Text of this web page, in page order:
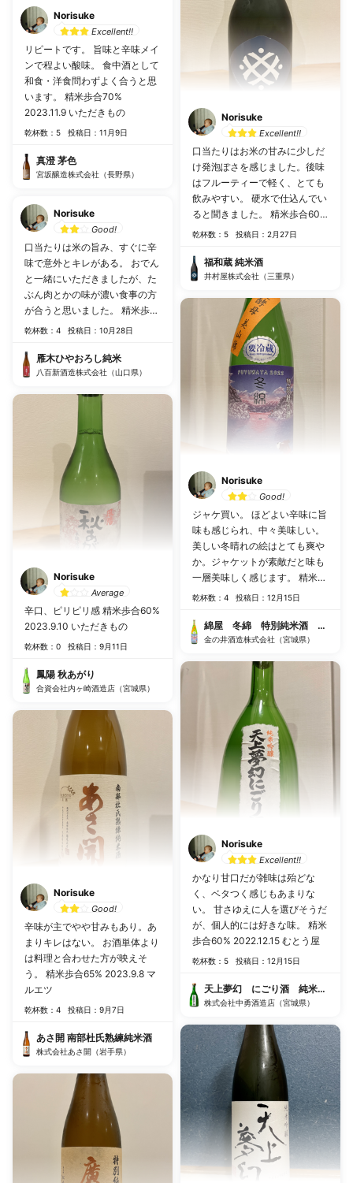
Norisuke
Excellent!!
リピートです。 旨味と辛味メイ
ンで程よい酸味。 食中酒として
和食・洋食問わずよく合うと思
います。 精米歩合70%
2023.11.9 いただきもの
乾杯数：5 投稿日：11月9日
真澄 茅色
宮坂醸造株式会社（長野県）
Norisuke
Good!
口当たりは米の旨み、すぐに辛
味で意外とキレがある。 おでん
と一緒にいただきましたが、た
ぶん肉とかの味が濃い食事の方
が合うと思いました。 精米歩合
60% 2023.10.28 KISSYO
乾杯数：4 投稿日：10月28日
雁木ひやおろし純米
八百新酒造株式会社（山口県）
Norisuke
Average
辛口、ピリピリ感 精米歩合60%
2023.9.10 いただきもの
乾杯数：0 投稿日：9月11日
鳳陽 秋あがり
合資会社内ヶ崎酒造店（宮城県）
Norisuke
Good!
辛味が主でやや甘みもあり。あ
まりキレはない。 お酒単体より
は料理と合わせた方が映えそ
う。 精米歩合65% 2023.9.8 マ
ルエツ
乾杯数：4 投稿日：9月7日
あさ開 南部杜氏熟練純米酒
株式会社あさ開（岩手県）
Norisuke
Excellent!!
口当たりはお米の甘みに少しだ
け発泡ぽさを感じました。後味
はフルーティーで軽く、とても
飲みやすい。 硬水で仕込んでい
ると聞きました。 精米歩合60%
2023.1.28 はせがわ酒店
乾杯数：5 投稿日：2月27日
福和蔵 純米酒
井村屋株式会社（三重県）
Norisuke
Good!
ジャケ買い。 ほどよい辛味に旨
味も感じられ、中々美味しい。
美しい冬晴れの絵はとても爽や
か。ジャケットが素敵だと味も
一層美味しく感じます。 精米歩
合55% 2022.12.15 むとう屋
乾杯数：4 投稿日：12月15日
綿屋 冬綿 特別純米酒 美山錦
金の井酒造株式会社（宮城県）
Norisuke
Excellent!!
かなり甘口だが雑味は殆どな
く、ベタつく感じもあまりな
い。 甘さゆえに人を選びそうだ
が、個人的には好きな味。 精米
歩合60% 2022.12.15 むとう屋
乾杯数：5 投稿日：12月15日
天上夢幻 にごり酒 純米吟醸
株式会社中勇酒造店（宮城県）